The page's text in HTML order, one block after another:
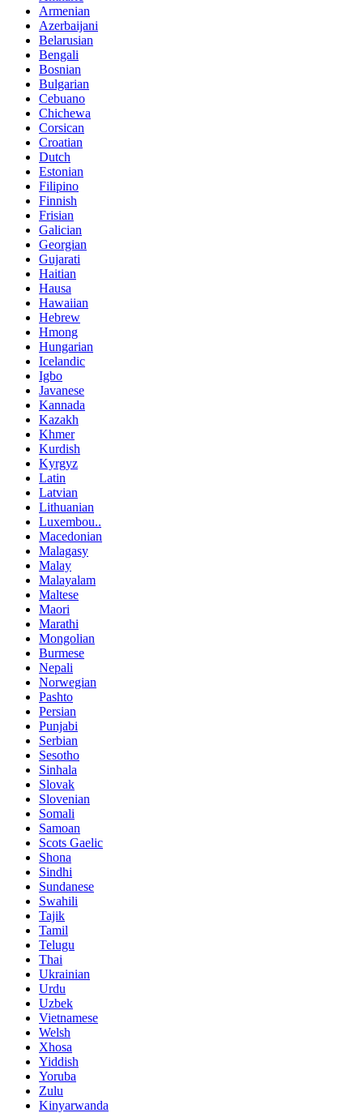
Armenian
Azerbaijani
Belarusian
Bengali
Bosnian
Bulgarian
Cebuano
Chichewa
Corsican
Croatian
Dutch
Estonian
Filipino
Finnish
Frisian
Galician
Georgian
Gujarati
Haitian
Hausa
Hawaiian
Hebrew
Hmong
Hungarian
Icelandic
Igbo
Javanese
Kannada
Kazakh
Khmer
Kurdish
Kyrgyz
Latin
Latvian
Lithuanian
Luxembou..
Macedonian
Malagasy
Malay
Malayalam
Maltese
Maori
Marathi
Mongolian
Burmese
Nepali
Norwegian
Pashto
Persian
Punjabi
Serbian
Sesotho
Sinhala
Slovak
Slovenian
Somali
Samoan
Scots Gaelic
Shona
Sindhi
Sundanese
Swahili
Tajik
Tamil
Telugu
Thai
Ukrainian
Urdu
Uzbek
Vietnamese
Welsh
Xhosa
Yiddish
Yoruba
Zulu
Kinyarwanda